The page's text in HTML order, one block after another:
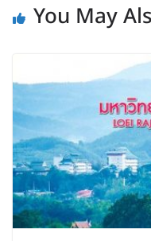
You May